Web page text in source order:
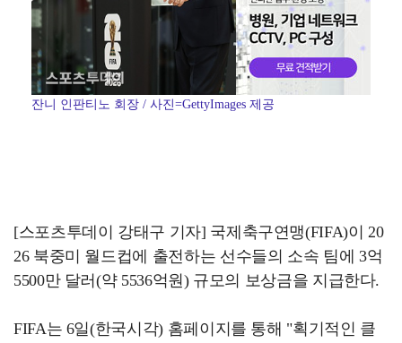
잔니 인판티노 회장 / 사진=GettyImages 제공
[스포츠투데이 강태구 기자] 국제축구연맹(FIFA)이 20
26 북중미 월드컵에 출전하는 선수들의 소속 팀에 3억
5500만 달러(약 5536억원) 규모의 보상금을 지급한다.
FIFA는 6일(한국시각) 홈페이지를 통해 "획기적인 클